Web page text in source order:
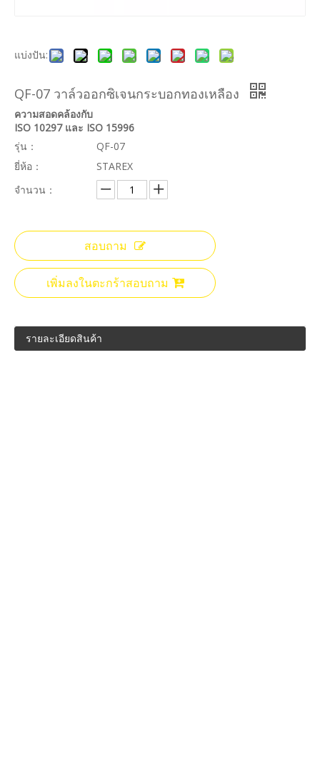
แบ่งปัน:
QF-07 วาล์วออกซิเจนกระบอกทองเหลือง
ความสอดคล้องกับ
ISO 10297 และ ISO 15996
รุ่น：
QF-07
ยี่ห้อ：
STAREX
จำนวน：
สอบถาม
เพิ่มลงในตะกร้าสอบถาม
รายละเอียดสินค้า